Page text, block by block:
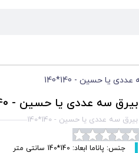
یا حسین - 140*140
بیرق سه عددی یا حسین - 140*140
بیرق سه عددی یا حسین - 140*140
جنس: پاناما ابعاد: 140*140 سانتی متر